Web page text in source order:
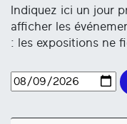
Indiquez ici un jour
afficher les
: les expositions ne